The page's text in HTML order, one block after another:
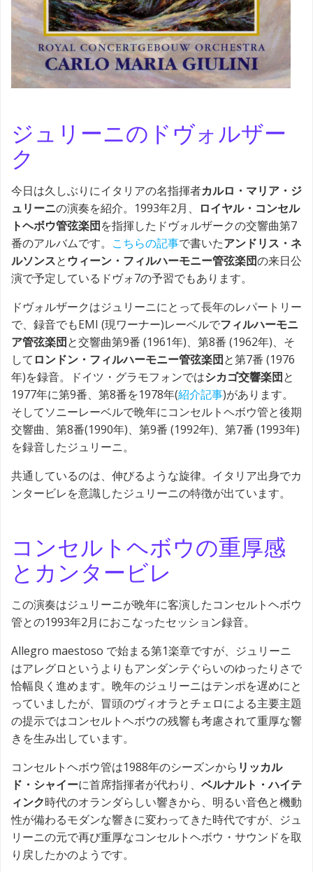
ジュリーニのドヴォルザー
ク
今日は久しぶりにイタリアの名指揮者カルロ・マリア・ジ
ュリーニの演奏を紹介。1993年2月、
ロイヤル・コンセル
トヘボウ管弦楽団を指揮したドヴォルザークの交響曲第7
番のアルバムです。 こちらの記事で書いたアンドリス・ネ
ルソンスと ウィーン・フィルハーモニー管弦楽団の来日公
演で予定しているドヴォ7の予習でもあります。
ドヴォルザークはジュリーニにとって長年のレパートリー
で、録音でもEMI (現ワーナー)レーベルでフィルハーモニ
ア管弦楽団と交響曲第9番 (1961年)、第8番 (1962年)、そ
して ロンドン・フィルハーモニー管弦楽団と第7番 (1976
年)を録音。ドイツ・グラモフォンではシカゴ交響楽団と
1977年に第9番、第8番を1978年(紹介記事)があります。
そしてソニーレーベルで晩年にコンセルトヘボウ管と後期
交響曲、第8番(1990年)、第9番 (1992年)、第7番 (1993年)
を録音したジュリーニ。
共通しているのは、伸びるような旋律。イタリア出身でカ
ンタービレを意識したジュリーニの特徴が出ています。
コンセルトヘボウの重厚感
とカンタービレ
この演奏はジュリーニが晩年に客演したコンセルトヘボウ
管との1993年2月におこなったセッション録音。
Allegro maestoso で始まる第1楽章ですが、ジュリーニ
はアレグロというよりもアンダンテぐらいのゆったりさで
恰幅良く進めます。晩年のジュリーニはテンポを遅めにと
っていましたが、冒頭のヴィオラとチェロによる主要主題
の提示ではコンセルトヘボウの残響も考慮されて重厚な響
きを生み出しています。
コンセルトヘボウ管は1988年のシーズンから リッカル
ド・シャイーに首席指揮者が代わり、 ベルナルト・ハイテ
ィンク時代のオランダらしい響きから、明るい音色と機動
性が備わるモダンな響きに変わってきた時代ですが、ジュ
リーニの元で再び重厚なコンセルトヘボウ・サウンドを取
り戻したかのようです。